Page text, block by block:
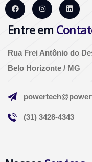
Entre em
Rua Frei Antônio do
Belo Horizonte / MG
(31) 3428-4343